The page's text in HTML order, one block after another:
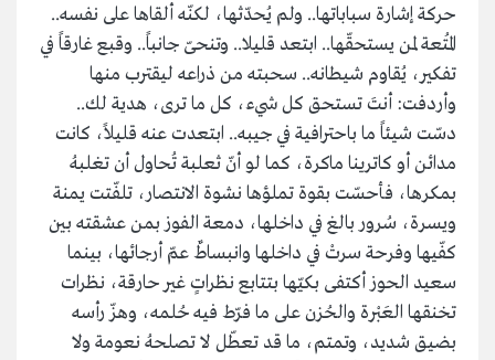
حركة إشارة سباباتها.. ولم يُحدّثها، لكنّه ألقاها على نفسه..
المُتعة لمن يستحقّها.. ابتعد قليلا.. وتنحىّ جانباً.. وقبع غارقاً في
تفكير، يُقاوم شيطانه.. سحبته من ذراعه ليقترب منها
وأردفت: أنتَ تستحق كل شيء، كل ما ترى، هدية لك..
دسّت شيئاً ما باحترافية في جيبه.. ابتعدت عنه قليلاً، كانت
مدائن أو كاترينا ماكرة، كما لو أنّ ثعلبة تُحاول أن تغلبهُ
بمكرها، فأحسّت بقوة تملؤها نشوة الانتصار، تلفّتت يمنة
ويسرة، سُرور بالغ في داخلها، دمعة الفوز بمن عشقته بين
كفّيها وفرحة سرتْ في داخلها وانبساطٌ عمّ أرجائها، بينما
سعيد الحوز أكتفى بكيّها بتتابع نظراتٍ غير حارقة، نظرات
تخنقها العَبْرة والحُزن على ما فرّط فيه حُلمه، وهزّ رأسه
بضيق شديد، وتمتم، ما قد تعطّل لا تصلحهُ نعومة ولا